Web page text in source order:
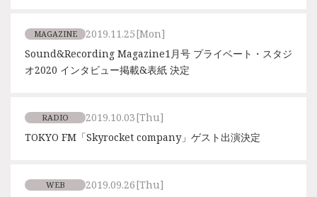
MAGAZINE 2019.11.25[Mon]
Sound&Recording Magazine1月号 プライベート・スタジ
オ2020 インタビュー掲載&表紙 決定
RADIO 2019.10.03[Thu]
TOKYO FM「Skyrocket company」ゲスト出演決定
WEB 2019.09.26[Thu]